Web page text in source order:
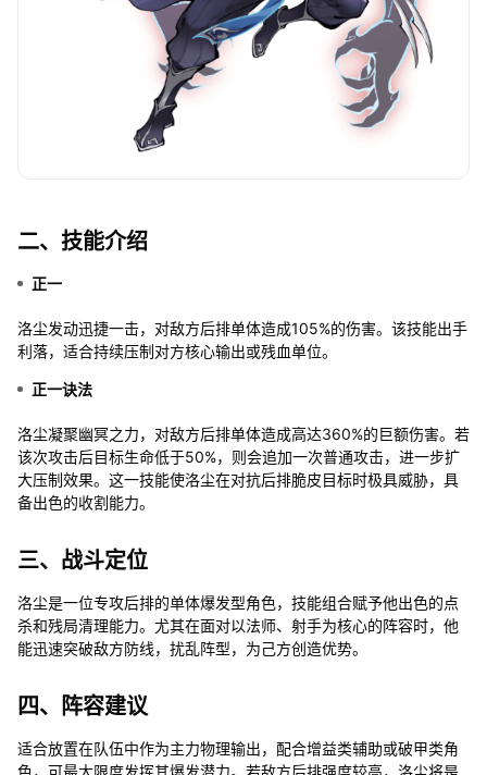
二、技能介绍
正一
洛尘发动迅捷一击，对敌方后排单体造成105%的伤害。该技能出手
利落，适合持续压制对方核心输出或残血单位。
正一诀法
洛尘凝聚幽冥之力，对敌方后排单体造成高达360%的巨额伤害。若
该次攻击后目标生命低于50%，则会追加一次普通攻击，进一步扩
大压制效果。这一技能使洛尘在对抗后排脆皮目标时极具威胁，具
备出色的收割能力。
三、战斗定位
洛尘是一位专攻后排的单体爆发型角色，技能组合赋予他出色的点
杀和残局清理能力。尤其在面对以法师、射手为核心的阵容时，他
能迅速突破敌方防线，扰乱阵型，为己方创造优势。
四、阵容建议
适合放置在队伍中作为主力物理输出，配合增益类辅助或破甲类角
色，可最大限度发挥其爆发潜力。若敌方后排强度较高，洛尘将是